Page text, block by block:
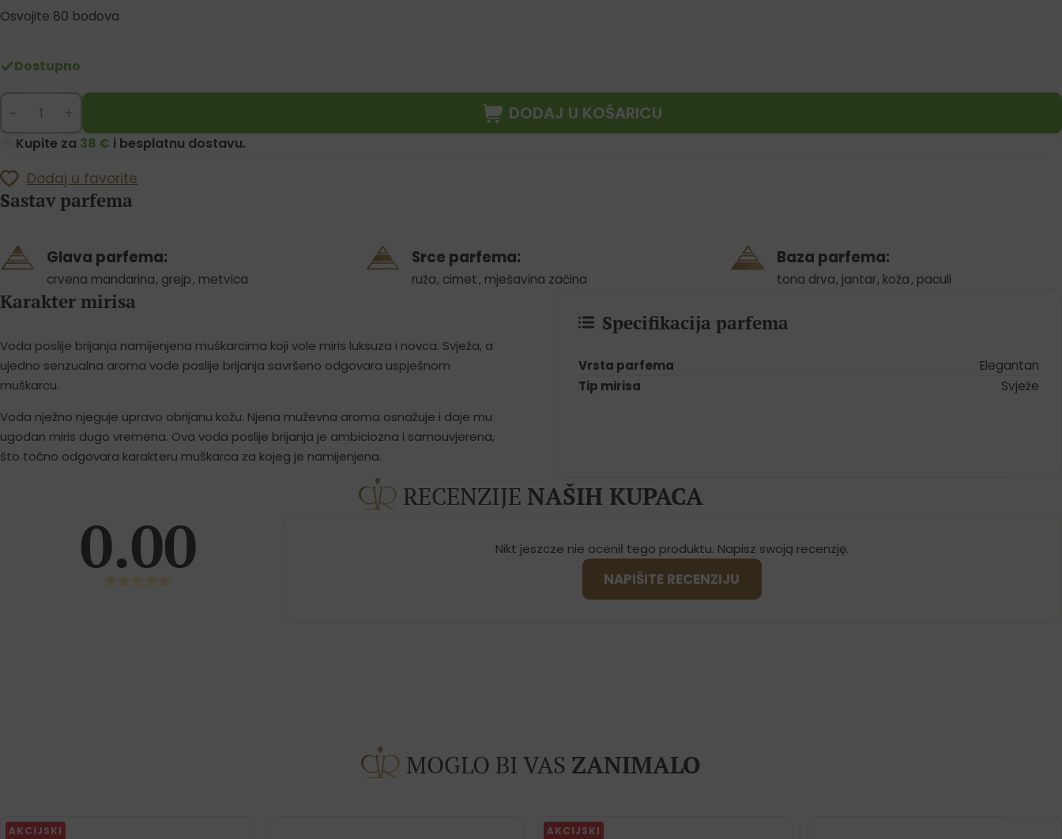
Osvojite 80 bodova
Dostupno
DODAJ U KOŠARICU
Kupite za 38 € i besplatnu dostavu.
Dodaj u favorite
Sastav parfema
Glava parfema:
crvena mandarina, grejp, metvica
Srce parfema:
ruža, cimet, mješavina začina
Baza parfema:
tona drva, jantar, koža, paculi
Karakter mirisa
Voda poslije brijanja namijenjena muškarcima koji vole miris luksuza i novca. Svježa, a
ujedno senzualna aroma vode poslije brijanja savršeno odgovara uspješnom
muškarcu.
Voda nježno njeguje upravo obrijanu kožu. Njena muževna aroma osnažuje i daje mu
ugodan miris dugo vremena. Ova voda poslije brijanja je ambiciozna i samouvjerena,
što točno odgovara karakteru muškarca za kojeg je namijenjena.
Specifikacija parfema
Vrsta parfema
Elegantan
Tip mirisa
Svježe
RECENZIJE NAŠIH KUPACA
0.00 Nikt jeszcze nie ocenił tego produktu. Napisz swoją recenzję.
NAPIŠITE RECENZIJU
MOGLO BI VAS ZANIMALO
AKCIJSKI AKCIJSKI